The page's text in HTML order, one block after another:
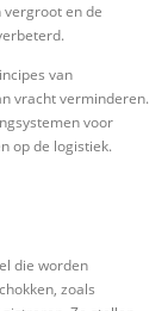
en de
van
vracht verminderen.
voor
op de logistiek.
die worden
zoals